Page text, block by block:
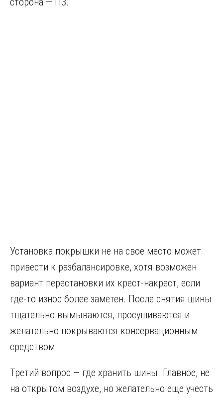
Установка покрышки не на свое место может
привести к разбалансировке, хотя возможен
вариант перестановки их крест-накрест, если
где-то износ более заметен. После снятия шины
тщательно вымываются, просушиваются и
желательно покрываются консервационным
средством.
Третий вопрос — где хранить шины. Главное, не
на открытом воздухе, но желательно еще учесть